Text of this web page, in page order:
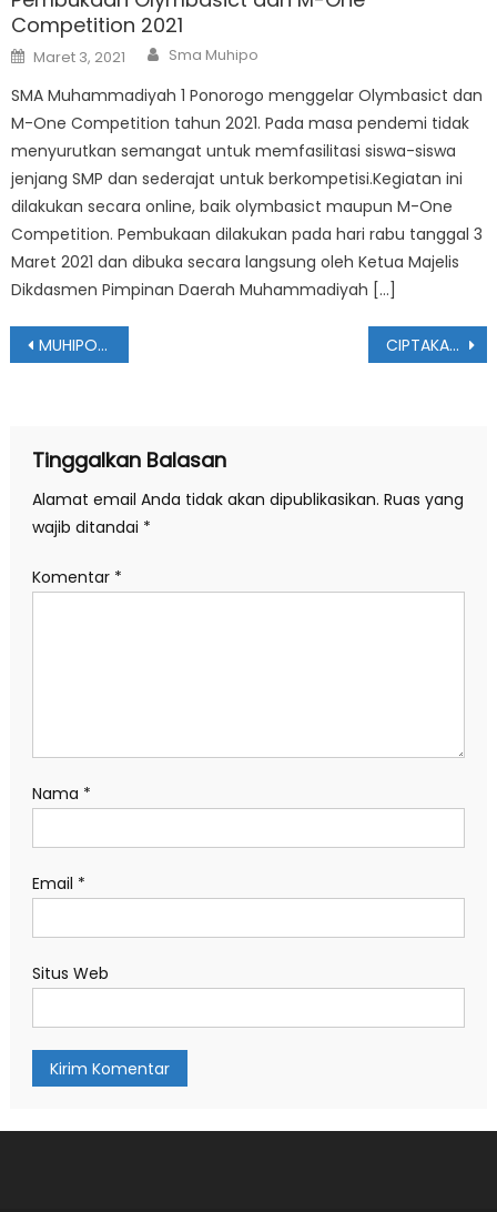
Competition 2021
Posted
on
Maret 3, 2021 Author
Sma Muhipo
SMA Muhammadiyah 1 Ponorogo menggelar Olymbasict dan
M-One Competition tahun 2021. Pada masa pendemi tidak
menyurutkan semangat untuk memfasilitasi siswa-siswa
jenjang SMP dan sederajat untuk berkompetisi.Kegiatan ini
dilakukan secara online, baik olymbasict maupun M-One
Competition. Pembukaan dilakukan pada hari rabu tanggal 3
Maret 2021 dan dibuka secara langsung oleh Ketua Majelis
Dikdasmen Pimpinan Daerah Muhammadiyah […]
Navigasi
MUHIPO SILATURIM KE ISI SOLO CIPTAKAN ALAT KONTROL JAGA JARAK DI PUSAT PERBELANJAAN SISWA SMA MUHAMMADIYAH 1 PONOROGO JUARA LOMBA KIR
Tinggalkan Balasan
Alamat email Anda tidak akan dipublikasikan. Ruas yang
wajib ditandai *
Komentar *
Nama *
Email *
Situs Web